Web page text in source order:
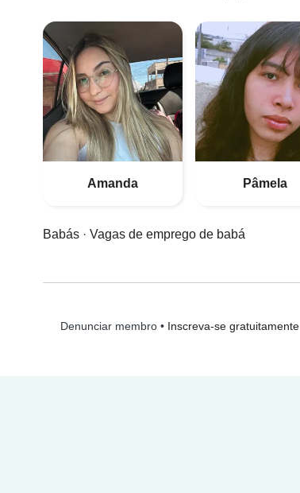
Amanda Pâmela
Babás · Vagas de emprego de babá
Denunciar membro• Inscreva-se gratuitamente